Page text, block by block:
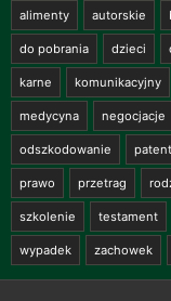
alimenty autorskie
do pobrania dzieci
karne komunikacyjny
medycyna negocjacje
odszkodowanie
prawo przetrag
szkolenie testament
wypadek zachowek